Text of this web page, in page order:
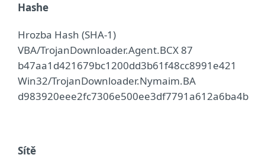
Hashe
Hrozba Hash (SHA-1)
VBA/TrojanDownloader.Agent.BCX 87
b47aa1d421679bc1200dd3b61f48cc8991e421
Win32/TrojanDownloader.Nymaim.BA
d983920eee2fc7306e500ee3df7791a612a6ba4b
Sítě